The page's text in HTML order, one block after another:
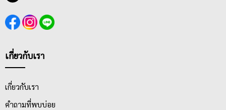
เกี่ยวกับเรา
เกี่ยวกับเรา
คำถามที่พบบ่อย